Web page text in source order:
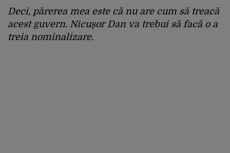
Deci, părerea mea este că nu are cum să treacă
acest guvern. Nicușor Dan va trebui să facă o a
treia nominalizare.